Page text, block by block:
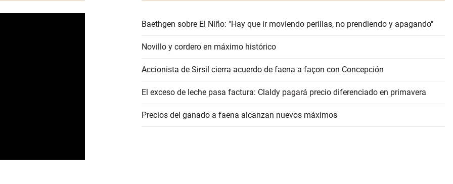
Baethgen sobre El Niño: "Hay que ir moviendo perillas, no prendiendo y apagando"
Novillo y cordero en máximo histórico
Accionista de Sirsil cierra acuerdo de faena a façon con Concepción
El exceso de leche pasa factura: Claldy pagará precio diferenciado en primavera
Precios del ganado a faena alcanzan nuevos máximos